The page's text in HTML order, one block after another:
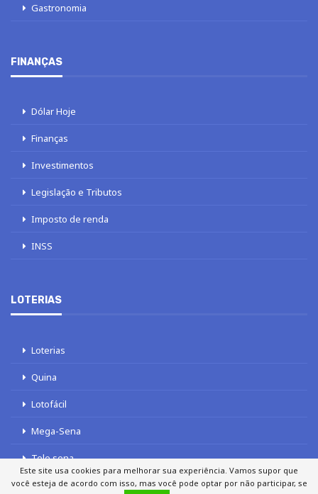
Gastronomia
FINANÇAS
Dólar Hoje
Finanças
Investimentos
Legislação e Tributos
Imposto de renda
INSS
LOTERIAS
Loterias
Quina
Lotofácil
Mega-Sena
Tele sena
Este site usa cookies para melhorar sua experiência. Vamos supor que
você esteja de acordo com isso, mas você pode optar por não participar, se